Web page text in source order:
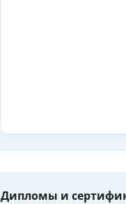
Дипломы и